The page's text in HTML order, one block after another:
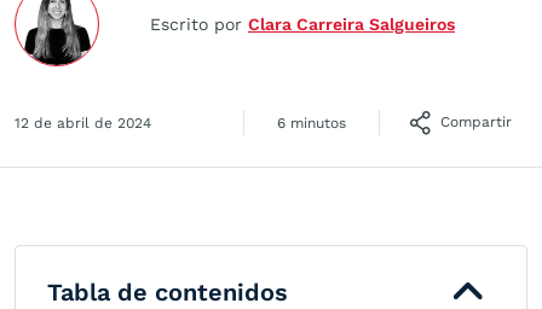
Escrito por Clara Carreira Salgueiros
12 de abril de 2024 6 minutos Compartir
Tabla de contenidos